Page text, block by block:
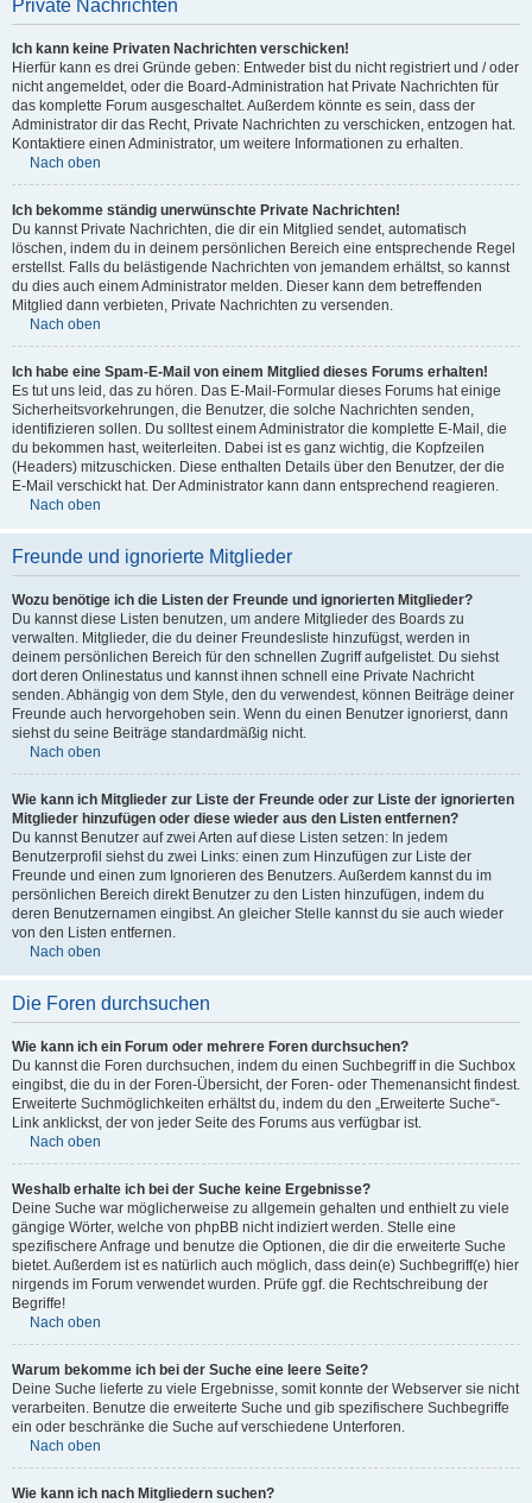
Private Nachrichten
Ich kann keine Privaten Nachrichten verschicken!
Hierfür kann es drei Gründe geben: Entweder bist du nicht registriert und / oder
nicht angemeldet, oder die Board-Administration hat Private Nachrichten für
das komplette Forum ausgeschaltet. Außerdem könnte es sein, dass der
Administrator dir das Recht, Private Nachrichten zu verschicken, entzogen hat.
Kontaktiere einen Administrator, um weitere Informationen zu erhalten.
Nach oben
Ich bekomme ständig unerwünschte Private Nachrichten!
Du kannst Private Nachrichten, die dir ein Mitglied sendet, automatisch
löschen, indem du in deinem persönlichen Bereich eine entsprechende Regel
erstellst. Falls du belästigende Nachrichten von jemandem erhältst, so kannst
du dies auch einem Administrator melden. Dieser kann dem betreffenden
Mitglied dann verbieten, Private Nachrichten zu versenden.
Nach oben
Ich habe eine Spam-E-Mail von einem Mitglied dieses Forums erhalten!
Es tut uns leid, das zu hören. Das E-Mail-Formular dieses Forums hat einige
Sicherheitsvorkehrungen, die Benutzer, die solche Nachrichten senden,
identifizieren sollen. Du solltest einem Administrator die komplette E-Mail, die
du bekommen hast, weiterleiten. Dabei ist es ganz wichtig, die Kopfzeilen
(Headers) mitzuschicken. Diese enthalten Details über den Benutzer, der die
E-Mail verschickt hat. Der Administrator kann dann entsprechend reagieren.
Nach oben
Freunde und ignorierte Mitglieder
Wozu benötige ich die Listen der Freunde und ignorierten Mitglieder?
Du kannst diese Listen benutzen, um andere Mitglieder des Boards zu
verwalten. Mitglieder, die du deiner Freundesliste hinzufügst, werden in
deinem persönlichen Bereich für den schnellen Zugriff aufgelistet. Du siehst
dort deren Onlinestatus und kannst ihnen schnell eine Private Nachricht
senden. Abhängig von dem Style, den du verwendest, können Beiträge deiner
Freunde auch hervorgehoben sein. Wenn du einen Benutzer ignorierst, dann
siehst du seine Beiträge standardmäßig nicht.
Nach oben
Wie kann ich Mitglieder zur Liste der Freunde oder zur Liste der ignorierten
Mitglieder hinzufügen oder diese wieder aus den Listen entfernen?
Du kannst Benutzer auf zwei Arten auf diese Listen setzen: In jedem
Benutzerprofil siehst du zwei Links: einen zum Hinzufügen zur Liste der
Freunde und einen zum Ignorieren des Benutzers. Außerdem kannst du im
persönlichen Bereich direkt Benutzer zu den Listen hinzufügen, indem du
deren Benutzernamen eingibst. An gleicher Stelle kannst du sie auch wieder
von den Listen entfernen.
Nach oben
Die Foren durchsuchen
Wie kann ich ein Forum oder mehrere Foren durchsuchen?
Du kannst die Foren durchsuchen, indem du einen Suchbegriff in die Suchbox
eingibst, die du in der Foren-Übersicht, der Foren- oder Themenansicht findest.
Erweiterte Suchmöglichkeiten erhältst du, indem du den „Erweiterte Suche“-
Link anklickst, der von jeder Seite des Forums aus verfügbar ist.
Nach oben
Weshalb erhalte ich bei der Suche keine Ergebnisse?
Deine Suche war möglicherweise zu allgemein gehalten und enthielt zu viele
gängige Wörter, welche von phpBB nicht indiziert werden. Stelle eine
spezifischere Anfrage und benutze die Optionen, die dir die erweiterte Suche
bietet. Außerdem ist es natürlich auch möglich, dass dein(e) Suchbegriff(e) hier
nirgends im Forum verwendet wurden. Prüfe ggf. die Rechtschreibung der
Begriffe!
Nach oben
Warum bekomme ich bei der Suche eine leere Seite?
Deine Suche lieferte zu viele Ergebnisse, somit konnte der Webserver sie nicht
verarbeiten. Benutze die erweiterte Suche und gib spezifischere Suchbegriffe
ein oder beschränke die Suche auf verschiedene Unterforen.
Nach oben
Wie kann ich nach Mitgliedern suchen?